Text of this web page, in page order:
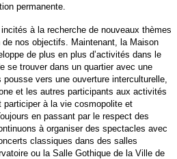
permanente.
à la recherche de nouveaux thèmes
nos objectifs. Maintenant, la Maison
de plus en plus d’activités dans le
se trouver dans un quartier avec une
vers une ouverture interculturelle,
et les autres participants aux activités
à la vie cosmopolite et
en passant par le respect des
à organiser des spectacles avec
classiques dans des salles
ou la Salle Gothique de la Ville de